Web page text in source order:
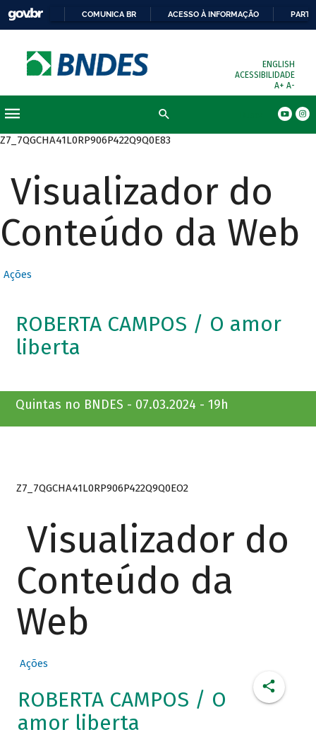
COMUNICA BR ACESSO À INFORMAÇÃO
ENGLISH
ACESSIBILIDADE
A+ A-
Z7_7QGCHA41L0RP906P422Q9Q0E83
Visualizador do
Conteúdo da Web
Ações
ROBERTA CAMPOS / O amor
liberta
Quintas no BNDES - 07.03.2024 - 19h
Z7_7QGCHA41L0RP906P422Q9Q0EO2
Visualizador do
Conteúdo da
Web
Ações
ROBERTA CAMPOS / O
amor liberta